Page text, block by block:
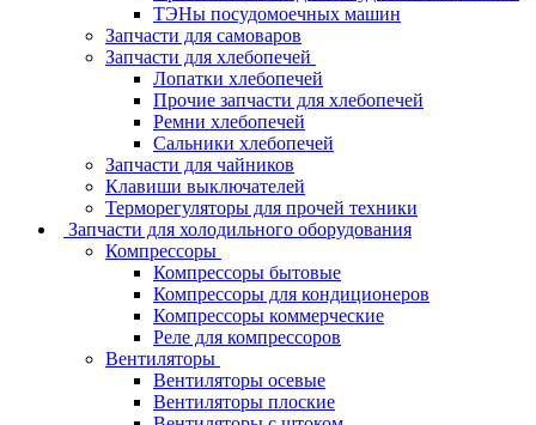
ТЭНы посудомоечных машин
Запчасти для самоваров
Запчасти для хлебопечей
Лопатки хлебопечей
Прочие запчасти для хлебопечей
Ремни хлебопечей
Сальники хлебопечей
Запчасти для чайников
Клавиши выключателей
Терморегуляторы для прочей техники
Запчасти для холодильного оборудования
Компрессоры
Компрессоры бытовые
Компрессоры для кондиционеров
Компрессоры коммерческие
Реле для компрессоров
Вентиляторы
Вентиляторы осевые
Вентиляторы плоские